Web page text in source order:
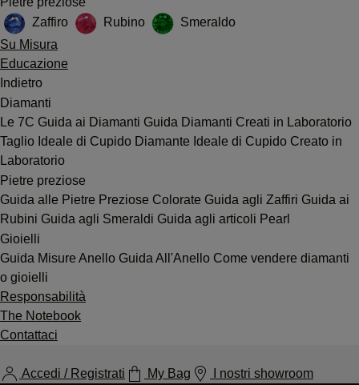
Zaffiro
Rubino
Smeraldo
Su Misura
Educazione
Indietro
Diamanti
Le 7C Guida ai Diamanti Guida Diamanti Creati in Laboratorio
Taglio Ideale di Cupido Diamante Ideale di Cupido Creato in
Laboratorio
Pietre preziose
Guida alle Pietre Preziose Colorate Guida agli Zaffiri Guida ai
Rubini Guida agli Smeraldi Guida agli articoli Pearl
Gioielli
Guida Misure Anello Guida All'Anello Come vendere diamanti
o gioielli
Responsabilità
The Notebook
Contattaci
Accedi / Registrati My Bag I nostri showroom